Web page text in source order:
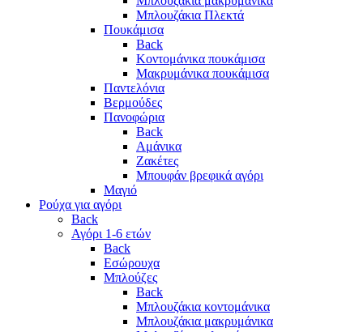
Μπλουζάκια Πλεκτά
Πουκάμισα
Back
Κοντομάνικα πουκάμισα
Μακρυμάνικα πουκάμισα
Παντελόνια
Βερμούδες
Πανοφώρια
Back
Αμάνικα
Ζακέτες
Μπουφάν βρεφικά αγόρι
Μαγιό
Ρούχα για αγόρι
Back
Αγόρι 1-6 ετών
Back
Εσώρουχα
Μπλούζες
Back
Μπλουζάκια κοντομάνικα
Μπλουζάκια μακρυμάνικα